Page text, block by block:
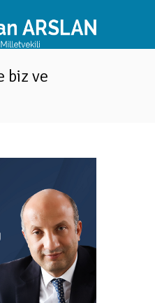
biz ve